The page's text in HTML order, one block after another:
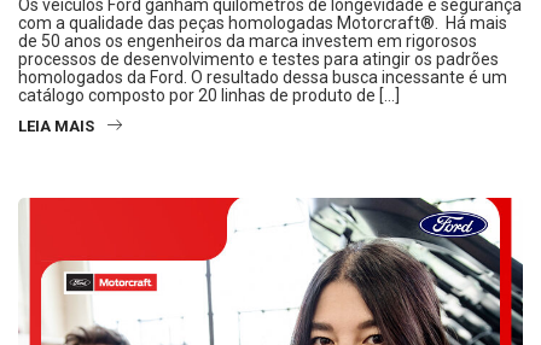
Os veículos Ford ganham quilômetros de longevidade e segurança
com a qualidade das peças homologadas Motorcraft®. Há mais
de 50 anos os engenheiros da marca investem em rigorosos
processos de desenvolvimento e testes para atingir os padrões
homologados da Ford. O resultado dessa busca incessante é um
catálogo composto por 20 linhas de produto de […]
LEIA MAIS